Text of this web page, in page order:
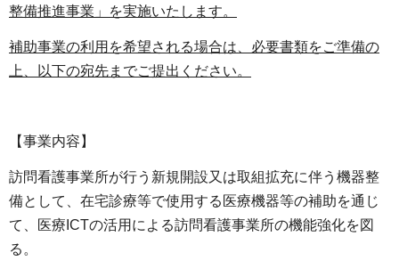
整備推進事業」を実施いたします。
補助事業の利用を希望される場合は、必要書類をご準備の
上、以下の宛先までご提出ください。
【事業内容】
訪問看護事業所が行う新規開設又は取組拡充に伴う機器整
備として、在宅診療等で使用する医療機器等の補助を通じ
て、医療ICTの活用による訪問看護事業所の機能強化を図
る。